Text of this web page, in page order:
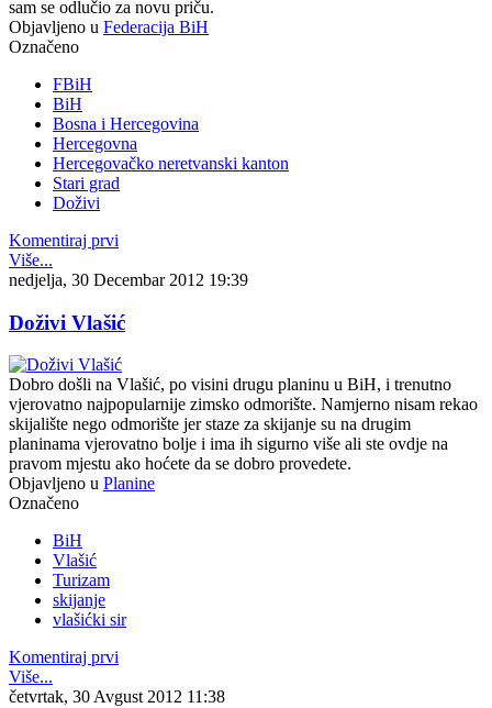
sam se odlučio za novu priču.
Objavljeno u Federacija BiH
Označeno
FBiH
BiH
Bosna i Hercegovina
Hercegovna
Hercegovačko neretvanski kanton
Stari grad
Doživi
Komentiraj prvi
Više...
nedjelja, 30 Decembar 2012 19:39
Doživi Vlašić
Dobro došli na Vlašić, po visini drugu planinu u BiH, i trenutno
vjerovatno najpopularnije zimsko odmorište. Namjerno nisam rekao
skijalište nego odmorište jer staze za skijanje su na drugim
planinama vjerovatno bolje i ima ih sigurno više ali ste ovdje na
pravom mjestu ako hoćete da se dobro provedete.
Objavljeno u Planine
Označeno
BiH
Vlašić
Turizam
skijanje
vlašićki sir
Komentiraj prvi
Više...
četvrtak, 30 Avgust 2012 11:38